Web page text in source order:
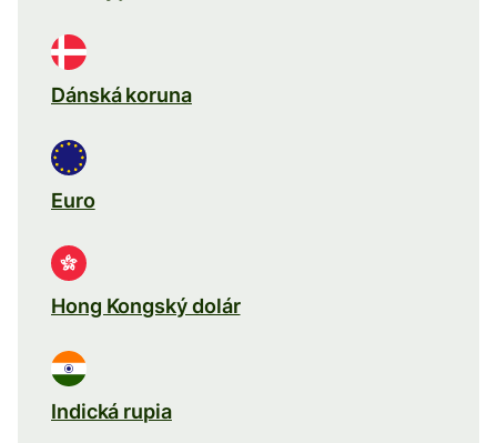
Dánská koruna
Euro
Hong Kongský dolár
Indická rupia